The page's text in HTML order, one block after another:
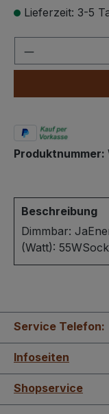
Lieferzeit: 3-5
Produkt
Produktnummer:
Beschreibung
Dimmbar:
(Watt):
Service Telefon:
Infoseiten
Shopservice